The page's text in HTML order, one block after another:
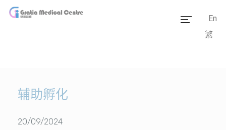
En
繁
辅助孵化
20/09/2024